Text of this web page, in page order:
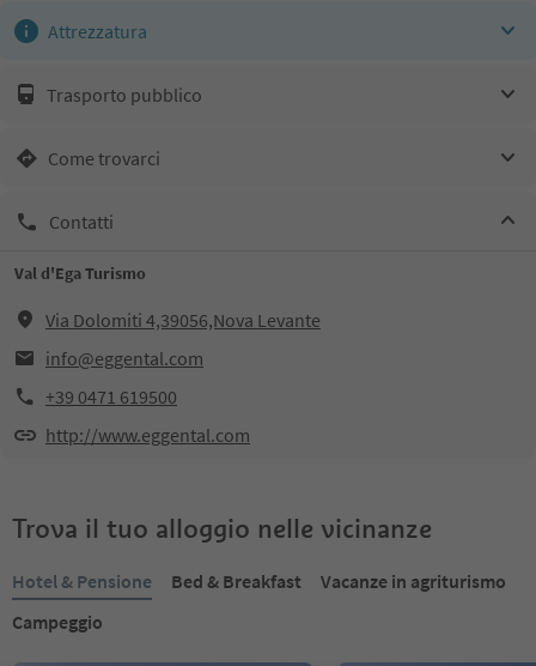
Attrezzatura
Trasporto pubblico
Come trovarci
Contatti
Val d'Ega Turismo
Via Dolomiti 4,39056,Nova Levante
info@eggental.com
+39 0471 619500
http://www.eggental.com
Trova il tuo alloggio nelle vicinanze
Hotel & Pensione Bed & Breakfast
Vacanze in agriturismo
Campeggio